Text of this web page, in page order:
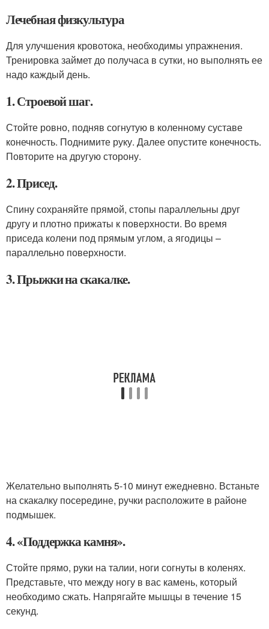
Лечебная физкультура
Для улучшения кровотока, необходимы упражнения.
Тренировка займет до получаса в сутки, но выполнять ее
надо каждый день.
1. Строевой шаг.
Стойте ровно, подняв согнутую в коленному суставе
конечность. Поднимите руку. Далее опустите конечность.
Повторите на другую сторону.
2. Присед.
Спину сохраняйте прямой, стопы параллельны друг
другу и плотно прижаты к поверхности. Во время
приседа колени под прямым углом, а ягодицы –
параллельно поверхности.
3. Прыжки на скакалке.
Желательно выполнять 5-10 минут ежедневно. Встаньте
на скакалку посередине, ручки расположите в районе
подмышек.
4. «Поддержка камня».
Стойте прямо, руки на талии, ноги согнуты в коленях.
Представьте, что между ногу в вас камень, который
необходимо сжать. Напрягайте мышцы в течение 15
секунд.